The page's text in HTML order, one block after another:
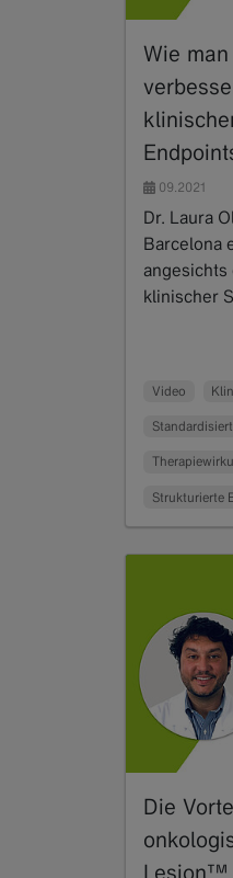
Wie
09.2021
Dr. Laura
Barcelona
klinischer
Video
Strukturierte
Die
Lesion™